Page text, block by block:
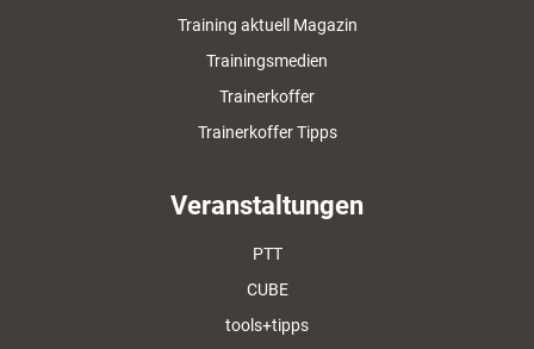
Training aktuell Magazin
Trainingsmedien
Trainerkoffer
Trainerkoffer Tipps
Veranstaltungen
PTT
CUBE
tools+tipps